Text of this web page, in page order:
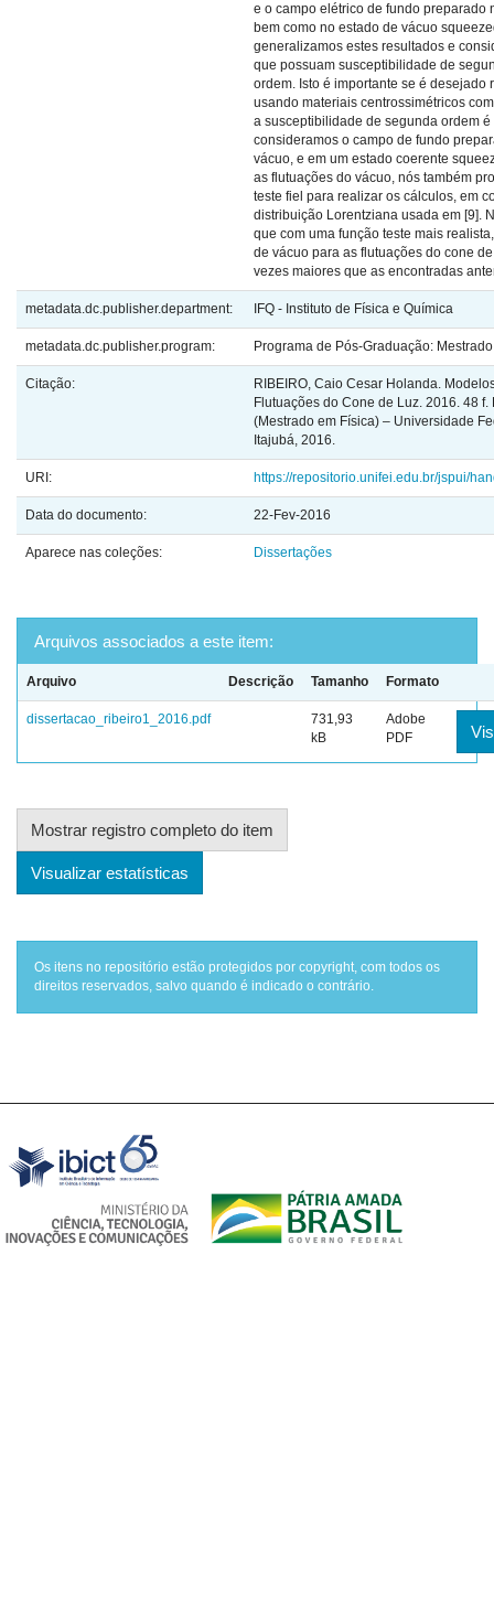
e o campo elétrico de fundo preparado
bem como no estado de vácuo
generalizamos estes resultados e
que possuam susceptibilidade de
ordem. Isto é importante se é desejado
usando materiais centrossimétricos
a susceptibilidade de segunda ordem
consideramos o campo de fundo
vácuo, e em um estado coerente
as flutuações do vácuo, nós também
teste fiel para realizar os cálculos, em
distribuição Lorentziana usada em [9].
que com uma função teste mais
de vácuo para as flutuações do cone
vezes maiores que as encontradas
metadata.dc.publisher.department: IFQ - Instituto de Física e Química
metadata.dc.publisher.program: Programa de Pós-Graduação:
Citação:
RIBEIRO, Caio Cesar Holanda.
Flutuações do Cone de Luz. 2016. 48 f.
(Mestrado em Física) – Universidade
Itajubá, 2016.
URI: https://repositorio.unifei.edu.br/jspui/
Data do documento: 22-Fev-2016
Aparece nas coleções: Dissertações
Arquivos associados a este item:
Arquivo Descrição Tamanho Formato
dissertacao_ribeiro1_2016.pdf
731,93
kB
Adobe
PDF
Mostrar registro completo do item
Visualizar estatísticas
Os itens no repositório estão protegidos por copyright, com todos os
direitos reservados, salvo quando é indicado o contrário.